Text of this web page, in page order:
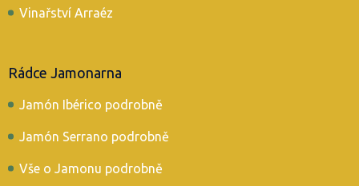
Vinařství Arraéz
Rádce Jamonarna
Jamón Ibérico podrobně
Jamón Serrano podrobně
Vše o Jamonu podrobně